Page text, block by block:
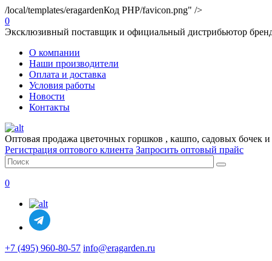
/local/templates/eragardenКод PHP/favicon.png" />
0
Эксклюзивный поставщик и официальный дистрибьютор
О компании
Наши производители
Оплата и доставка
Условия работы
Новости
Контакты
Оптовая продажа цветочных горшков , кашпо, садовых бочек и
Регистрация оптового клиента Запросить оптовый прайс
0
+7 (495) 960-80-57 info@eragarden.ru